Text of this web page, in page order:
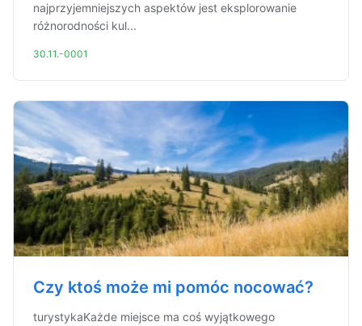
najprzyjemniejszych aspektów jest eksplorowanie
różnorodności kul...
30.11.-0001
Czy ktoś może mi pomóc nocować?
turystykaKażde miejsce ma coś wyjątkowego